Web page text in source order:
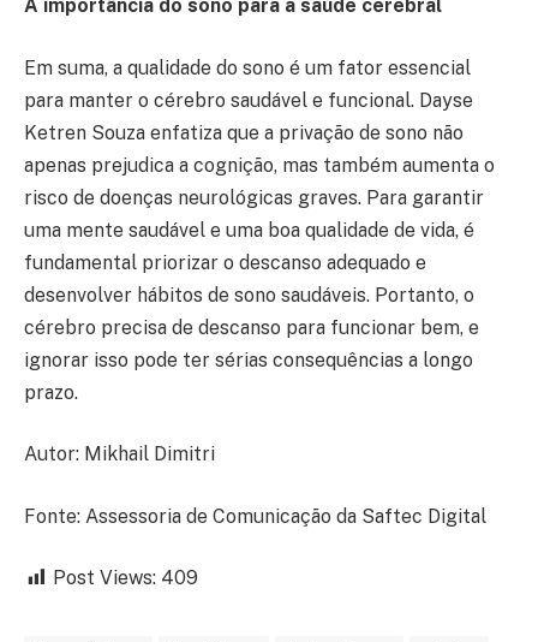
A importância do sono para a saúde cerebral
Em suma, a qualidade do sono é um fator essencial
para manter o cérebro saudável e funcional. Dayse
Ketren Souza enfatiza que a privação de sono não
apenas prejudica a cognição, mas também aumenta o
risco de doenças neurológicas graves. Para garantir
uma mente saudável e uma boa qualidade de vida, é
fundamental priorizar o descanso adequado e
desenvolver hábitos de sono saudáveis. Portanto, o
cérebro precisa de descanso para funcionar bem, e
ignorar isso pode ter sérias consequências a longo
prazo.
Autor: Mikhail Dimitri
Fonte: Assessoria de Comunicação da Saftec Digital
Post Views: 409